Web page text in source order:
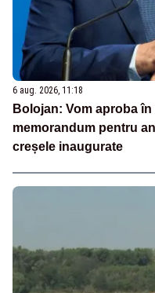
6 aug. 2026, 11:18
Bolojan: Vom aproba
memorandum pentru
creșele inaugurate